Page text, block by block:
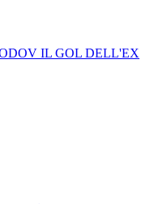
IL GOL DELL'EX